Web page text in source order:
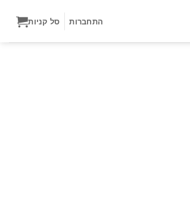
התחברות סל קניות